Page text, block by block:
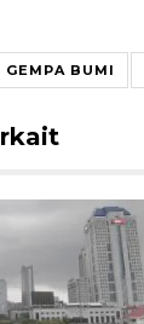
GEMPA BUMI